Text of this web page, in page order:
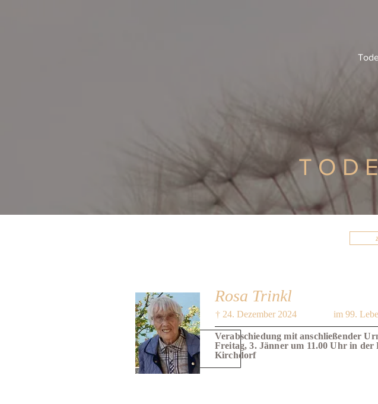
im 99.
† 24. Dezember 2024
Rosa Trinkl
Verabschiedung mit anschließender
Freitag, 3. Jänner um 11.00 Uhr in der
Kirchdorf